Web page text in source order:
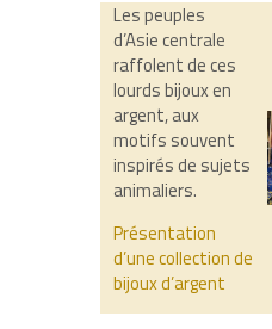
Les peuples
d’Asie centrale
raffolent de ces
lourds bijoux en
argent, aux
motifs souvent
inspirés de sujets
animaliers.
Présentation
d’une collection de
bijoux d’argent